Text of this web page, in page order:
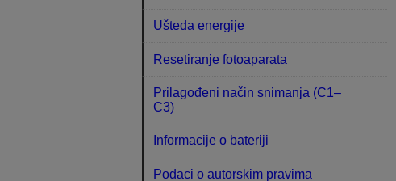
Ušteda energije
Resetiranje fotoaparata
Prilagođeni način snimanja (C1–
C3)
Informacije o bateriji
Podaci o autorskim pravima